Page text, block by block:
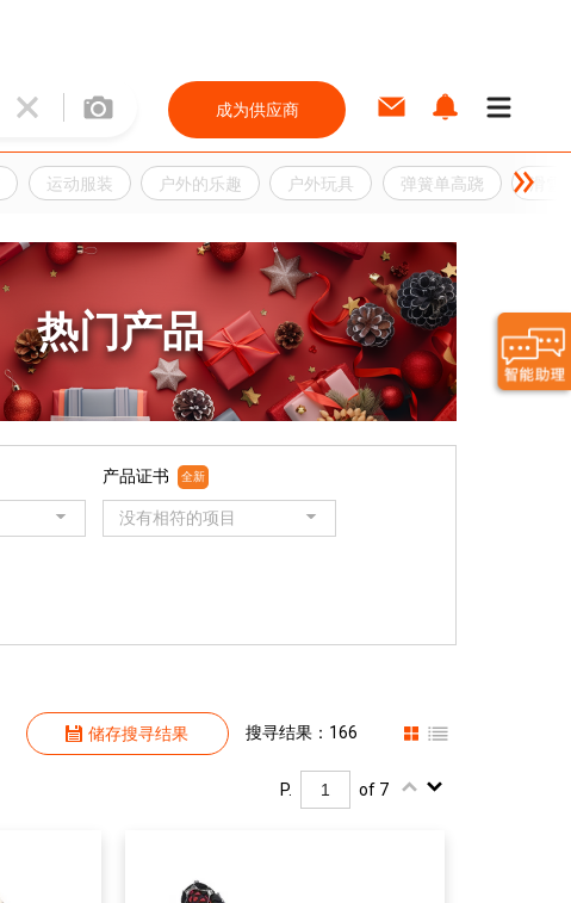
成为供应商
运动服装 户外的乐趣 户外玩具 弹簧单高跷 滑雪
热门产品
产品证书 全新
没有相符的项目
储存搜寻结果 搜寻结果：166
P. of 7